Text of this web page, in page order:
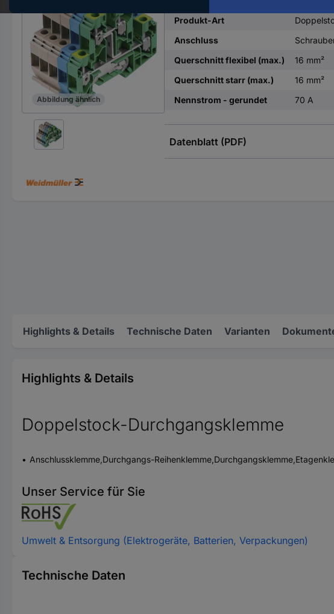
Teile-
Nr.
ein
Abbildung ähnlich
Produkt-Art
Anschluss
Querschnitt flexibel (max.)
16 mm²
Querschnitt starr (max.)
16 mm²
Nennstrom - gerundet
70 A
Datenblatt (PDF)
Highlights & Details Technische Daten Varianten
Highlights & Details
Doppelstock-Durchgangsklemme
Anschlussklemme,Durchgangs-
Unser Service für Sie
Umwelt & Entsorgung (Elektrogeräte, Batterien, Verpackungen)
Technische Daten